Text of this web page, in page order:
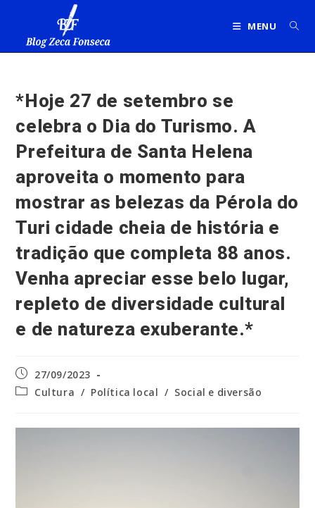
MENU
*Hoje 27 de setembro se
celebra o Dia do Turismo. A
Prefeitura de Santa Helena
aproveita o momento para
mostrar as belezas da Pérola do
Turi cidade cheia de história e
tradição que completa 88 anos.
Venha apreciar esse belo lugar,
repleto de diversidade cultural
e de natureza exuberante.*
Post
publicado:
27/09/2023
Categoria
Cultura / Política local / Social e diversão